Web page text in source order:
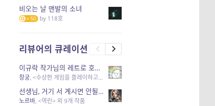
비오는 날 맨발의 소녀
50 by 118호
리뷰어의 큐레이션
이규락 작가님의 레트로 호러 리뷰
창궁, <수상한 게임을 플레이하고 있어> 외 3개 작품
선생님, 거기 서 계시면 안될 것 같은데요-역할 클리셰를 비튼 작품들
노르바, <역린> 외 9개 작품